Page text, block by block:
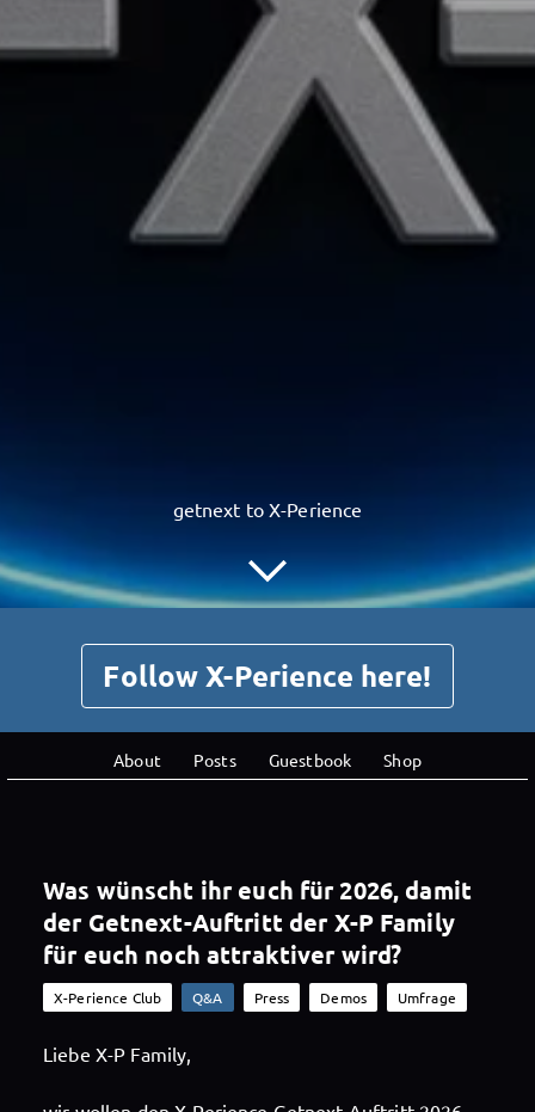
getnext to X-Perience
Follow X-Perience here!
About Posts Guestbook Shop
Was wünscht ihr euch für 2026, damit
der Getnext-Auftritt der X-P Family
für euch noch attraktiver wird?
X-Perience Club Q&A Press Demos Umfrage
Liebe X-P Family,